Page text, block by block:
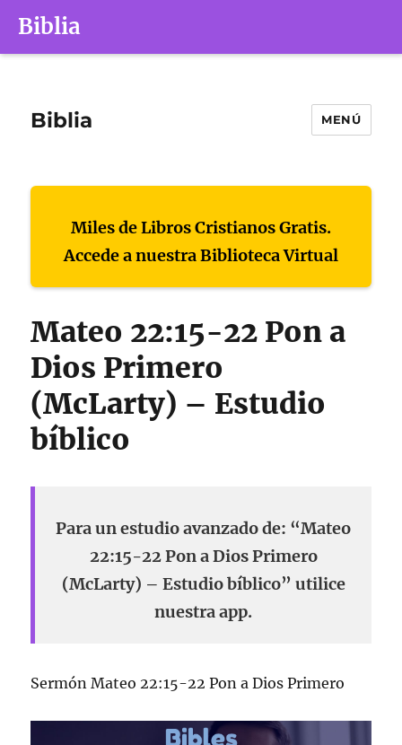
Biblia
Biblia MENÚ
Miles de Libros Cristianos Gratis.
Accede a nuestra Biblioteca Virtual
Mateo 22:15-22 Pon a
Dios Primero
(McLarty) – Estudio
bíblico
Para un estudio avanzado de: “Mateo
22:15-22 Pon a Dios Primero
(McLarty) – Estudio bíblico” utilice
nuestra app.
Sermón Mateo 22:15-22 Pon a Dios Primero